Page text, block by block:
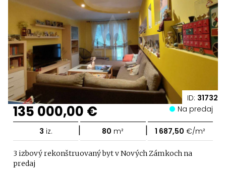
ID: 31732
135 000,00 € Na predaj
3 iz. | 80 m² | 1 687,50 €/m²
3 izbový rekonštruovaný byt v Nových Zámkoch na
predaj